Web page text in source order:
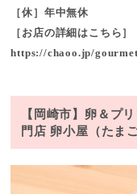
［休］年中無休
［お店の詳細はこちら］
https://chaoo.jp/
【岡崎市】卵＆プ
門店 卵小屋（たまご